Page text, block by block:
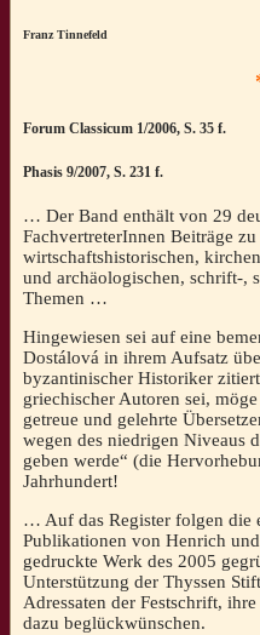
Franz Tinnefeld
Forum Classicum 1/2006, S. 35 f.
Phasis 9/2007, S. 231 f.
… Der Band enthält von 29
FachvertreterInnen Beiträge
wirtschaftshistorischen,
und archäologischen, schrift-,
Themen …
Hingewiesen sei auf eine
Dostálová in ihrem Aufsatz
byzantinischer Historiker
griechischer Autoren sei,
getreue und gelehrte
wegen des niedrigen Niveaus
geben werde“ (die
Jahrhundert!
… Auf das Register folgen die
Publikationen von Henrich
gedruckte Werk des 2005
Unterstützung der Thyssen
Adressaten der Festschrift,
dazu beglückwünschen.